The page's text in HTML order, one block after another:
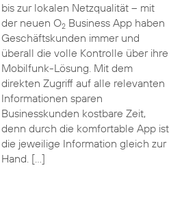
bis zur lokalen Netzqualität – mit
der neuen O2Business App haben
Geschäftskunden immer und
überall die volle Kontrolle über ihre
Mobilfunk-Lösung. Mit dem
direkten Zugriff auf alle relevanten
Informationen sparen
Businesskunden kostbare Zeit,
denn durch die komfortable App ist
die jeweilige Information gleich zur
Hand. […]